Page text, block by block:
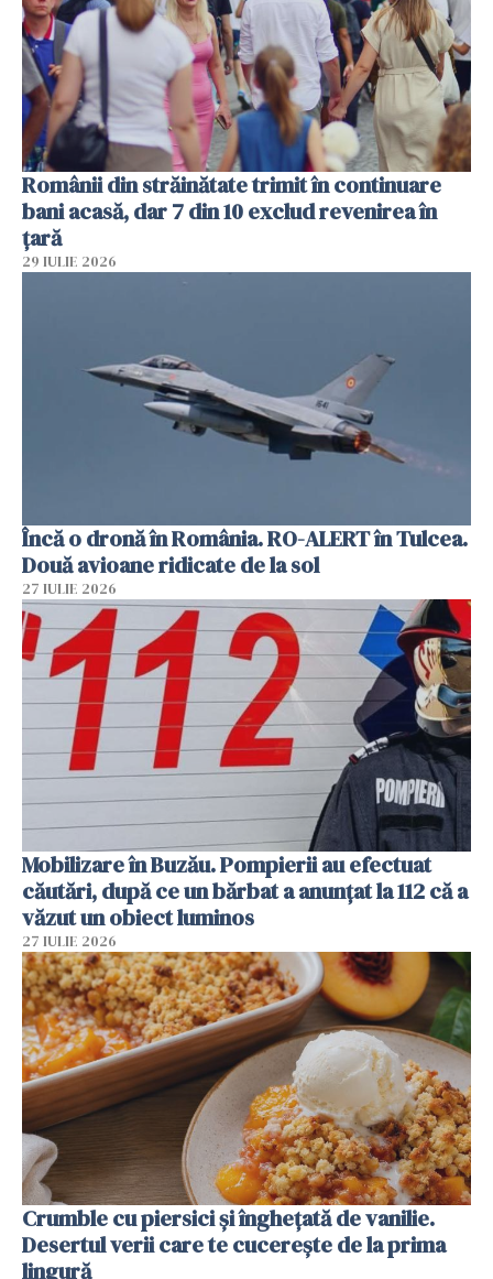
Românii din străinătate trimit în continuare
bani acasă, dar 7 din 10 exclud revenirea în
țară
29 IULIE 2026
Încă o dronă în România. RO-ALERT în Tulcea.
Două avioane ridicate de la sol
27 IULIE 2026
Mobilizare în Buzău. Pompierii au efectuat
căutări, după ce un bărbat a anunțat la 112 că a
văzut un obiect luminos
27 IULIE 2026
Crumble cu piersici și înghețată de vanilie.
Desertul verii care te cucerește de la prima
lingură